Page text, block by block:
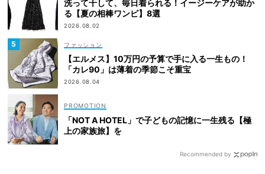
洗って干して、毎日着られる！イージーケアが助か
る【夏の相棒ワンピ】8選
2026.08.02
ファッション
【エルメス】10万円の予算で手に入る一生もの！
「カレ90」は薄着の季節こそ重宝
2026.08.04
「NOT A HOTEL」で子どもの記憶に一生残る【極
上の家族旅】を
Recommended by